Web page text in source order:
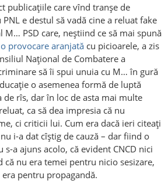
publicațiile care vînd tranșe de
e destul să vadă cine a reluat fake
M… PSD care, neștiind ce să mai spună
provocare aranjatăcu picioarele, a zis
Național de Combatere a
să îi spui unuia cu M… în gură
o asemenea formă de luptă
de rîs, dar în loc de asta mai multe
ca să dea impresia că nu
ci criticii lui. Cum era dacă ieri citeați
i-a dat cîștig de cauză – dar fiind o
a ajuns acolo, că evident CNCD nici
că nu era temei pentru nicio sesizare,
pentru propagandă.